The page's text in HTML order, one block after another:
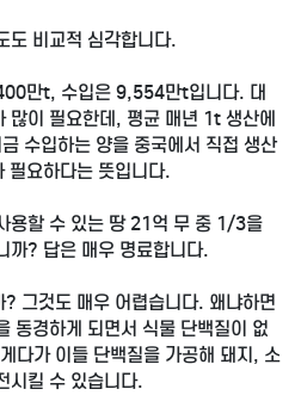
도 비교적 심각합니다.
만t, 수입은 9,554만t입니다. 대
많이 필요한데, 평균 매년 1t 생산에
수입하는 양을 중국에서 직접 생산
필요하다는 뜻입니다.
용할 수 있는 땅 21억 무 중 1/3을
까? 답은 매우 명료합니다.
그것도 매우 어렵습니다. 왜냐하면
동경하게 되면서 식물 단백질이 없
다가 이들 단백질을 가공해 돼지, 소
시킬 수 있습니다.